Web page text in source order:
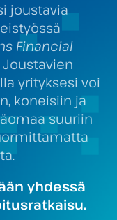
joustavia
Financial
Joustavien
yrityksesi voi
koneisiin ja
suuriin
yhdessä